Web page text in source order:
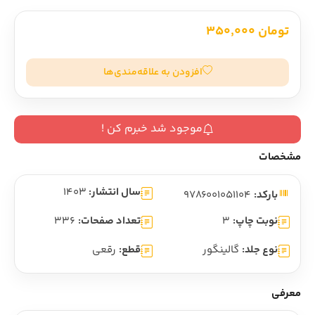
تومان 350,000
افزودن به علاقه‌مندی‌ها
موجود شد خبرم کن !
مشخصات
بارکد: سال انتشار: 1403
نوبت چاپ: 3 تعداد صفحات: 336
نوع جلد: گالینگور قطع: رقعی
معرفی